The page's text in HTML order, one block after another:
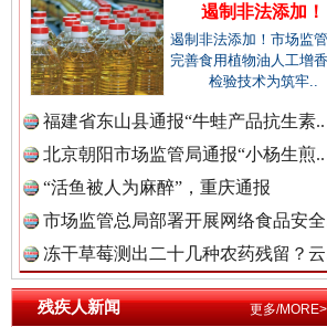
祁连巍巍树丰碑
遏制非法添加！
遏制非法添加！市场监
完善食用植物油人工增
检验技术为筑牢..
福建省东山县通报“牛蛙产品抗生素..
北京朝阳市场监管局通报“小杨生煎..
“活鱼被人为麻醉”，重庆通报
市场监管总局部署开展网络食品安全
冻干草莓测出二十几种农药残留？云
残疾人新闻 更多/